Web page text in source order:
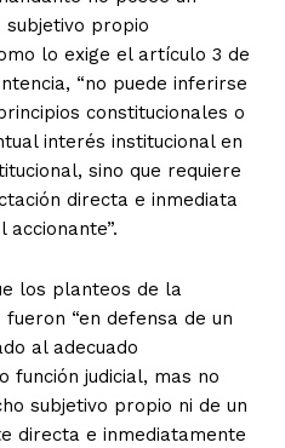
propio
lo exige el artículo 3 de
“no puede inferirse
constitucionales o
interés institucional en
sino que requiere
directa e inmediata
los planteos de la
“en defensa de un
al adecuado
función judicial, mas no
subjetivo propio ni de un
directa e inmediatamente